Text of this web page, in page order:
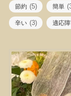
節約 (5) 簡単
辛い (3) 適応